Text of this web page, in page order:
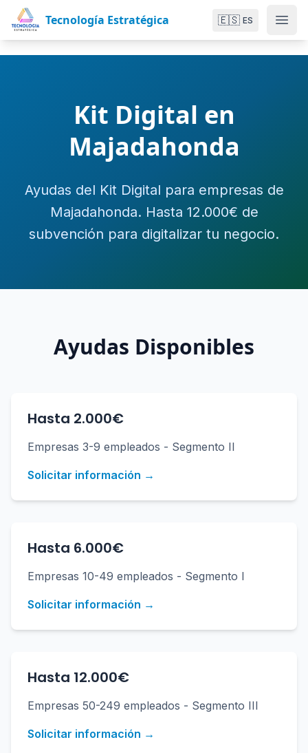
Tecnología Estratégica 🇪🇸 ES
Kit Digital en
Majadahonda
Ayudas del Kit Digital para empresas de
Majadahonda. Hasta 12.000€ de
subvención para digitalizar tu negocio.
Ayudas Disponibles
Hasta 2.000€
Empresas 3-9 empleados - Segmento II
Solicitar información →
Hasta 6.000€
Empresas 10-49 empleados - Segmento I
Solicitar información →
Hasta 12.000€
Empresas 50-249 empleados - Segmento III
Solicitar información →